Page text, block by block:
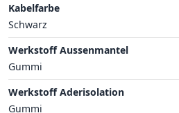
Kabelfarbe
Schwarz
Werkstoff Aussenmantel
Gummi
Werkstoff Aderisolation
Gummi